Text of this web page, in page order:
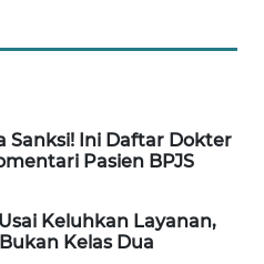
Sanksi! Ini Daftar Dokter
Pasien BPJS
Keluhkan Layanan,
Kelas Dua